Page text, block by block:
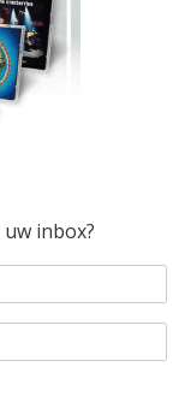
inbox?